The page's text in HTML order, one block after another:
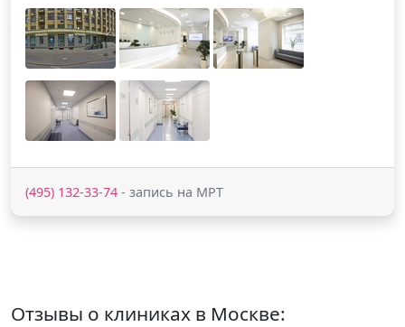
(495) 132-33-74 - запись на МРТ
Отзывы о клиниках в Москве: